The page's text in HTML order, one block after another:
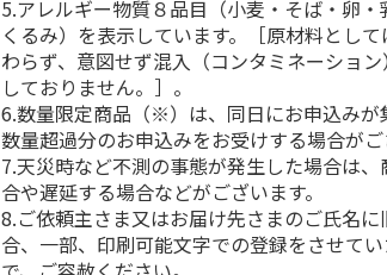
5.アレルギー物質８品目（小麦・そば・卵・
くるみ）を表示しています。［原材料とし
わらず、意図せず混入（コンタミネーショ
しておりません。］。
6.数量限定商品（※）は、同日にお申込みが
数量超過分のお申込みをお受けする場合がご
7.天災時など不測の事態が発生した場合は
合や遅延する場合などがございます。
8.ご依頼主さま又はお届け先さまのご氏名
合、一部、印刷可能文字での登録をさせて